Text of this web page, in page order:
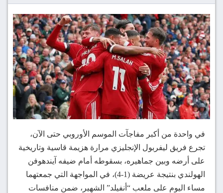
في واحدة من أكبر مفاجآت الموسم الأوروبي حتى الآن،
تجرع فريق ليفربول الإنجليزي مرارة هزيمة قاسية وتاريخية
على أرضه وبين جماهيره، بسقوطه أمام ضيفه آيندهوفن
الهولندي بنتيجة عريضة (1-4)، في المواجهة التي جمعتهما
مساء اليوم على ملعب “أنفيلد” الشهير، ضمن منافسات